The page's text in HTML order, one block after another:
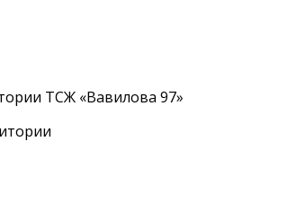
ТСЖ «Вавилова 97»